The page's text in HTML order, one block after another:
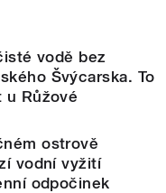
vodě bez
Švýcarska. To
u Růžové
ostrově
vodní vyžití
odpočinek